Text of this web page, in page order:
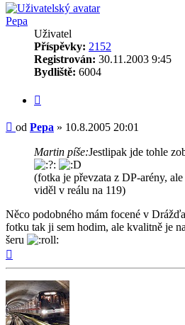
Pepa
Uživatel
Příspěvky: 2152
Registrován: 30.11.2003 9:45
Bydliště: 6004
Příspěvek
od Pepa » 10.8.2005 20:01
Martin píše:Jestlipak jde tohle
(fotka je převzata z DP-arény,
viděl v reálu na 119)
Něco podobného mám focené v
fotku tak ji sem hodim, ale kvalitně je
šeru